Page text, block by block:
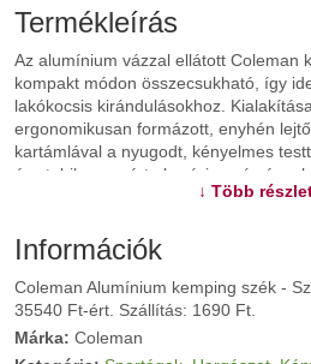
Termékleírás
Az alumínium vázzal ellátott Coleman
kompakt módon összecsukható, így
lakókocsis kirándulásokhoz.
ergonomikusan formázott, enyhén
kartámlával a nyugodt, kényelmes
és stabil, porszórt alumíniumváz és a
poliészter teszi ezt a széket tartóssá.
hordozószíjjal könnyedén szállítható,
hordtáskára.
További információk>>
↓ Több
Információk
Coleman Alumínium kemping szék -
35540 Ft-ért. Szállítás: 1690 Ft.
Márka: Coleman